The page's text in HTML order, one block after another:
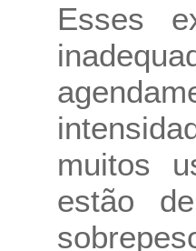
Esses
muitos
estão